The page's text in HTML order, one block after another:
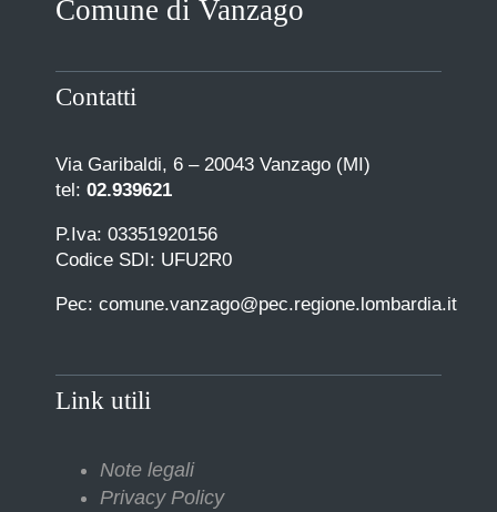
COMUNICAZIONE
Comune di Vanzago
Contatti
Via Garibaldi, 6 – 20043 Vanzago (MI)
tel: 02.939621
P.Iva: 03351920156
Codice SDI: UFU2R0
Pec: comune.vanzago@pec.regione.lombardia.it
Link utili
Note legali
Privacy Policy